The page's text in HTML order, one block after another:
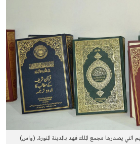
التي يصدرها مجمع الملك فهد بالمدينة المنورة. (واس)